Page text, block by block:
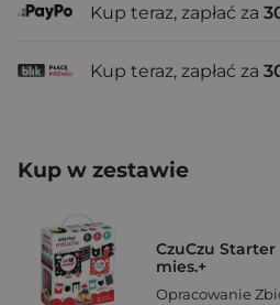
Kup teraz, zapłać za
Kup teraz, zapłać za
Kup w zestawie
CzuCzu
mies.+
Opracowanie